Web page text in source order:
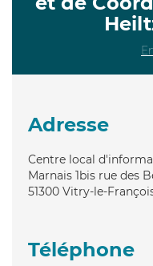
Adresse
Centre local
Marnais 1bis rue des
51300 Vitry-le-
Téléphone